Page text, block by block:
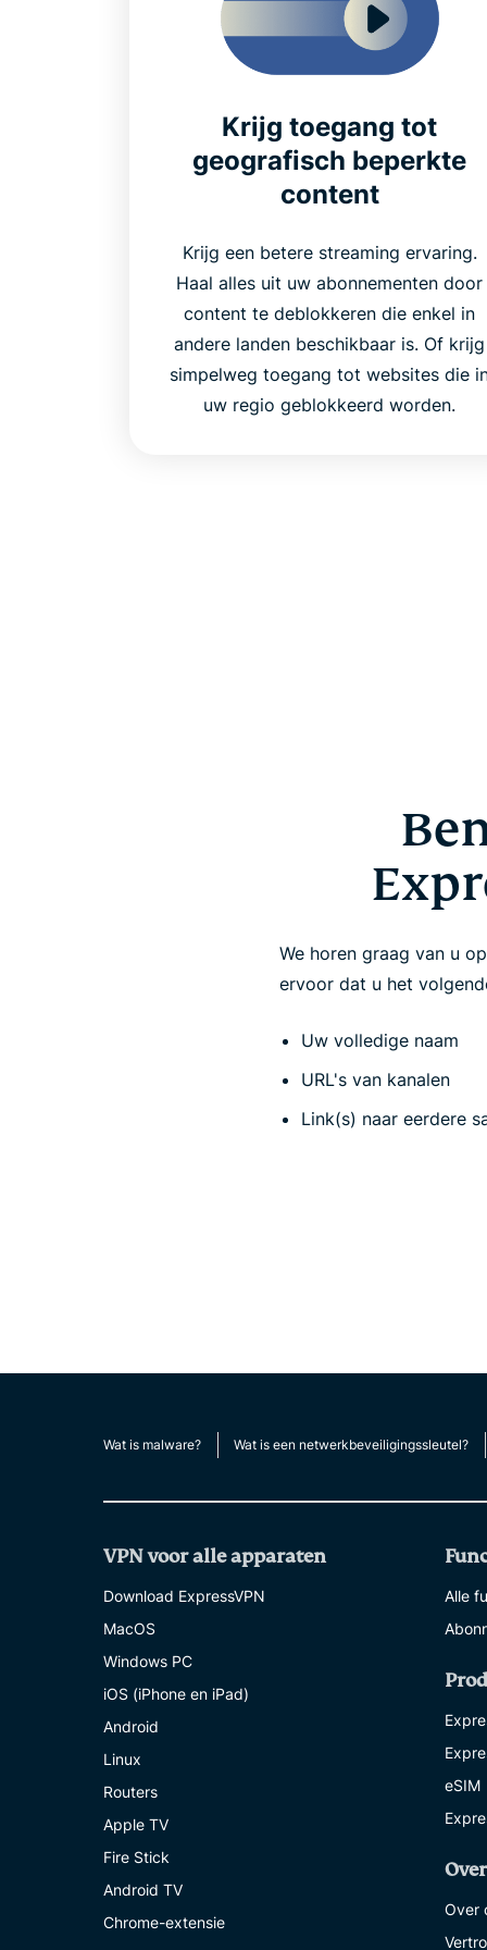
Krijg toegang tot
geografisch beperkte
content
Krijg een betere streaming ervaring.
Haal alles uit uw abonnementen door
content te deblokkeren die enkel in
andere landen beschikbaar is. Of krijg
simpelweg toegang tot websites die
uw regio geblokkeerd worden.
We horen graag van u
ervoor dat u het
Uw volledige naam
URL's van kanalen
Link(s) naar eerdere
Wat is malware? Wat is een netwerkbeveiligingssleutel?
VPN voor alle apparaten
Download ExpressVPN
MacOS
Windows PC
iOS (iPhone en iPad)
Android
Linux
Routers
Apple TV
Fire Stick
Android TV
Chrome-extensie
Alle
eSIM
Over